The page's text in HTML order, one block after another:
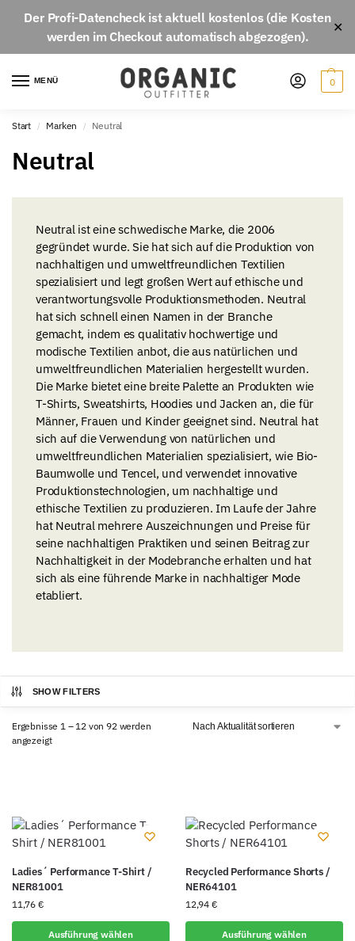
Der Profi-Datencheckist aktuell kostenlos(die Kosten
werden im Checkout automatisch abgezogen).
✕
MENÜ 0
Start / Marken / Neutral
Neutral
Neutral ist eine schwedische Marke, die 2006
gegründet wurde. Sie hat sich auf die Produktion von
nachhaltigen und umweltfreundlichen Textilien
spezialisiert und legt großen Wert auf ethische und
verantwortungsvolle Produktionsmethoden. Neutral
hat sich schnell einen Namen in der Branche
gemacht, indem es qualitativ hochwertige und
modische Textilien anbot, die aus natürlichen und
umweltfreundlichen Materialien hergestellt wurden.
Die Marke bietet eine breite Palette an Produkten wie
T-Shirts, Sweatshirts, Hoodies und Jacken an, die für
Männer, Frauen und Kinder geeignet sind. Neutral hat
sich auf die Verwendung von natürlichen und
umweltfreundlichen Materialien spezialisiert, wie Bio-
Baumwolle und Tencel, und verwendet innovative
Produktionstechnologien, um nachhaltige und
ethische Textilien zu produzieren. Im Laufe der Jahre
hat Neutral mehrere Auszeichnungen und Preise für
seine nachhaltigen Praktiken und seinen Beitrag zur
Nachhaltigkeit in der Modebranche erhalten und hat
sich als eine führende Marke in nachhaltiger Mode
etabliert.
SHOW FILTERS
Ergebnisse 1 – 12 von 92 werden
angezeigt
Ladies´ Performance T-Shirt /
NER81001
11,76 €
Ausführung wählen
Recycled Performance Shorts /
NER64101
12,94 €
Ausführung wählen